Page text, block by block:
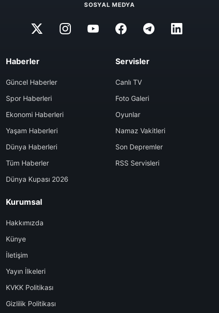
SOSYAL MEDYA
Haberler
Güncel Haberler
Spor Haberleri
Ekonomi Haberleri
Yaşam Haberleri
Dünya Haberleri
Tüm Haberler
Dünya Kupası 2026
Servisler
Canlı TV
Foto Galeri
Oyunlar
Namaz Vakitleri
Son Depremler
RSS Servisleri
Kurumsal
Hakkımızda
Künye
İletişim
Yayın İlkeleri
KVKK Politikası
Gizlilik Politikası